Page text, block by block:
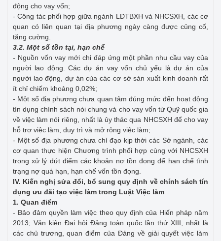
động cho vay vốn;
- Công tác phối hợp giữa ngành LĐTBXH và NHCSXH, các cơ
quan có liên quan tại địa phương ngày càng được củng cố,
tăng cường.
3.2. Một số tồn tại, hạn chế
- Nguồn vốn vay mới chỉ đáp ứng một phần nhu cầu vay của
người lao động. Các dự án vay vốn chủ yếu là dự án của
người lao động, dự án của các cơ sở sản xuất kinh doanh rất
ít chỉ chiếm khoảng 0,02%;
- Một số địa phương chưa quan tâm đúng mức đến hoạt động
tín dụng chính sách nói chung và cho vay vốn từ Quỹ quốc gia
về việc làm nói riêng, nhất là ủy thác qua NHCSXH để cho vay
hỗ trợ việc làm, duy trì và mở rộng việc làm;
- Một số địa phương chưa chỉ đạo kịp thời các Sở ngành, các
cơ quan thực hiện Chương trình phối hợp cùng với NHCSXH
trong xử lý dứt điểm các khoản nợ tồn đọng để hạn chế tình
trạng nợ quá hạn, hạn chế vốn tồn đọng.
IV. Kiến nghị sửa đổi, bổ sung quy định về chính sách tín
dụng ưu đãi tạo việc làm trong Luật Việc làm
1. Quan điểm
- Bảo đảm quyền làm việc theo quy định của Hiến pháp năm
2013; Văn kiện Đại hội Đảng toàn quốc lần thứ XIII, nhất là
các chủ trương, quan điểm của Đảng về giải quyết việc làm